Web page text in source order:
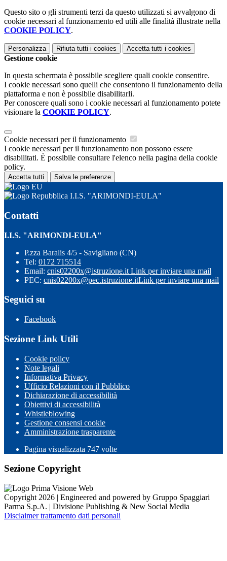
Questo sito o gli strumenti terzi da questo utilizzati si avvalgono di
cookie necessari al funzionamento ed utili alle finalità illustrate nella
COOKIE POLICY.
Personalizza Rifiuta tutti i cookies Accetta tutti i cookies
Gestione cookie
In questa schermata è possibile scegliere quali cookie consentire.
I cookie necessari sono quelli che consentono il funzionamento della
piattaforma e non è possibile disabilitarli.
Per conoscere quali sono i cookie necessari al funzionamento potete
visionare la COOKIE POLICY.
Cookie necessari per il funzionamento
I cookie necessari per il funzionamento non possono essere
disabilitati. È possibile consultare l'elenco nella pagina della cookie
policy.
Accetta tutti Salva le preferenze
I.I.S. "ARIMONDI-EULA"
Contatti
I.I.S. "ARIMONDI-EULA"
P.zza Baralis 4/5 - Savigliano (CN)
Tel: 0172 715514
Email: cnis02200x@istruzione.it Link per inviare una mail
PEC: cnis02200x@pec.istruzione.itLink per inviare una mail
Seguici su
Facebook
Sezione Link Utili
Cookie policy
Note legali
Informativa Privacy
Ufficio Relazioni con il Pubblico
Dichiarazione di accessibilità
Obiettivi di accessibilità
Whistleblowing
Gestione consensi cookie
Amministrazione trasparente
Pagina visualizzata 747 volte
Sezione Copyright
Copyright 2026 | Engineered and powered by Gruppo Spaggiari
Parma S.p.A. | Divisione Publishing & New Social Media
Disclaimer trattamento dati personali